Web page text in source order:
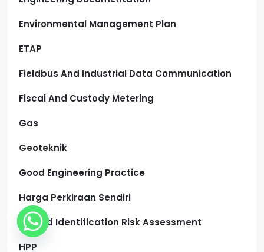
Environmental Management Plan
ETAP
Fieldbus And Industrial Data Communication
Fiscal And Custody Metering
Gas
Geoteknik
Good Engineering Practice
Harga Perkiraan Sendiri
Hazard Identification Risk Assessment
HPP